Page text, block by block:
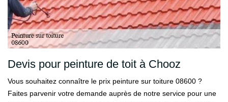
Devis pour peinture de toit à Chooz
Vous souhaitez connaître le prix peinture sur toiture 08600 ?
Faites parvenir votre demande auprès de notre service pour une